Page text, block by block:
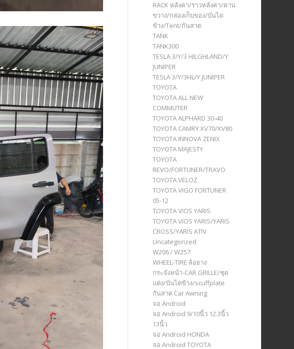
RACK หลังคา/ราวหลังคา/คาน
ขวาง/กล่องเก็บของ/บันได
ข้าง/Tent/กันสาด
TANK
TANK300
TESLA 3/Y/3 HILGHLAND/Y
JUNIPER
TESLA 3/Y/3HL/Y JUNIPER
TOYOTA
TOYOTA ALL NEW
COMMUTER
TOYOTA ALPHARD 30-40
TOYOTA CAMRY XV70/XV80
TOYOTA INNOVA ZENIX
TOYOTA MAJESTY
TOYOTA
REVO/FORTUNER/TRAVO
TOYOTA VELOZ
TOYOTA VIGO FORTUNER
05-12
TOYOTA VIOS YARIS
TOYOTA VIOS YARIS/YARIS
CROSS/YARIS ATIV
Uncategorized
W206 / W257
WHEEL-TIRE ล้อยาง
กระจังหน้า-CAR GRILLE/ชุด
แต่ง/บันไดข้าง/scuffplate
กันสาด Car Awning
จอ Android
จอ Android 9/10นิ้ว 12.3นิ้ว
13นิ้ว
จอ Android HONDA
จอ Android TOYOTA